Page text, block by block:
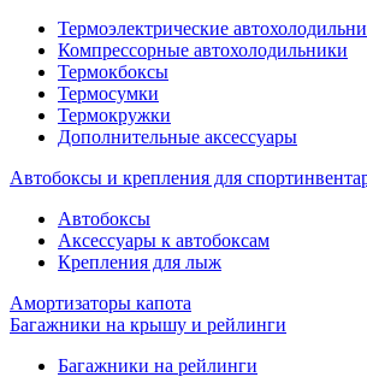
Термоэлектрические
Компрессорные автохолодильники
Термокбоксы
Термосумки
Термокружки
Дополнительные аксессуары
Автобоксы и крепления для
Автобоксы
Аксессуары к автобоксам
Крепления для лыж
Амортизаторы капота
Багажники на крышу и рейлинги
Багажники на рейлинги